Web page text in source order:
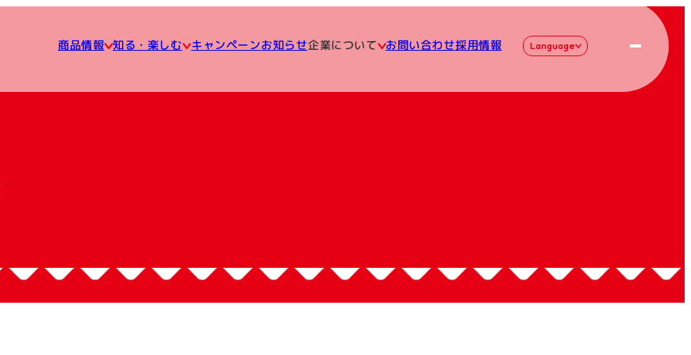
商品情報 知る・楽しむ キャンペーンお知らせ企業について お問い合わせ採用情報 Language